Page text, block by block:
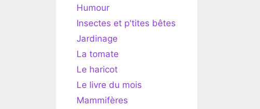
Humour
Insectes et p'tites bêtes
Jardinage
La tomate
Le haricot
Le livre du mois
Mammifères